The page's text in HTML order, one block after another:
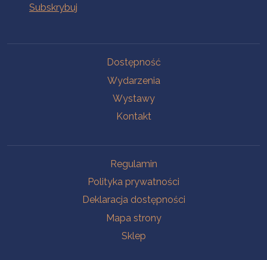
Dostępność
Wydarzenia
Wystawy
Kontakt
Regulamin
Polityka prywatności
Deklaracja dostępności
Mapa strony
Sklep